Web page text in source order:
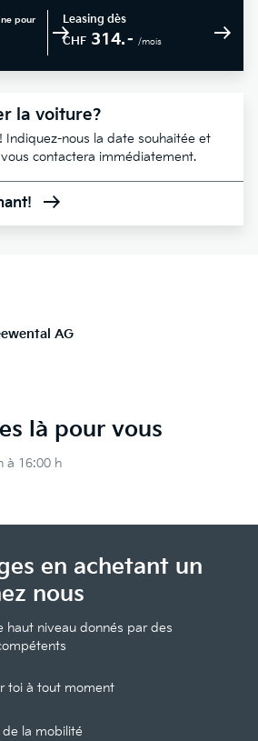
pour
Leasing dès
CHF 314.– /mois
la voiture?
Indiquez-nous la date souhaitée et
contactera immédiatement.
AG
là pour vous
à 16:00 h
en achetant un
nous
haut niveau donnés par des
toi à tout moment
de la mobilité